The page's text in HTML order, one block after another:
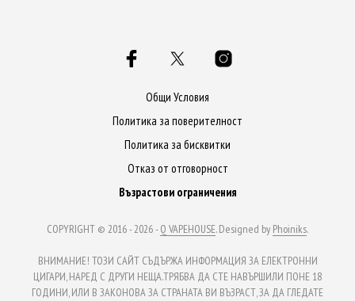
Общи Условия
Политика за поверителност
Политика за бисквитки
Отказ от отговорност
Възрастови ограничения
COPYRIGHT © 2016 - 2026 -Q VAPEHOUSE. Designed by Phoiniks.
ВНИМАНИЕ! ТОЗИ САЙТ СЪДЪРЖА ИНФОРМАЦИЯ ЗА ЕЛЕКТРОННИ
ЦИГАРИ, НАРЕД С ДРУГИ НЕЩА.ТРЯБВА ДА СТЕ НАВЪРШИЛИ ПОНЕ 18
ГОДИНИ, ИЛИ В ЗАКОНОВА ЗА СТРАНАТА ВИ ВЪЗРАСТ, ЗА ДА ГЛЕДАТЕ